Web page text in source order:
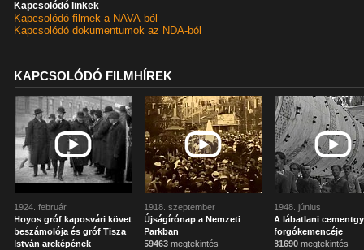
Kapcsolódó linkek
Kapcsolódó filmek a NAVA-ból
Kapcsolódó dokumentumok az NDA-ból
KAPCSOLÓDÓ FILMHÍREK
1924. február
Hoyos gróf kaposvári követ
beszámolója és gróf Tisza
István arcképének
1918. szeptember
Újságírónap a Nemzeti
Parkban
59463 megtekintés
1948. június
A lábatlani
forgókemencéje
81690 megtekintés